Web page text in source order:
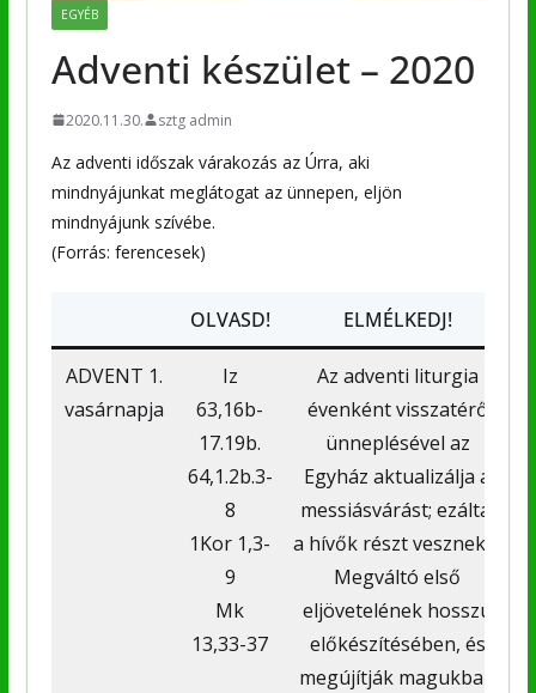
EGYÉB
Adventi készület – 2020
2020.11.30. sztg admin
Az adventi időszak várakozás az Úrra, aki
mindnyájunkat meglátogat az ünnepen, eljön
mindnyájunk szívébe.
(Forrás: ferencesek)
OLVASD! ELMÉLKEDJ!
ADVENT 1.
vasárnapja
Iz
63,16b-
17.19b.
64,1.2b.3-
8
1Kor 1,3-
9
Mk
13,33-37
Az adventi liturgia
évenként visszatérő
ünneplésével az
Egyház aktualizálja a
messiásvárást; ezáltal
a hívők részt vesznek a
Megváltó első
eljövetelének hosszú
előkészítésében, és
megújítják magukban